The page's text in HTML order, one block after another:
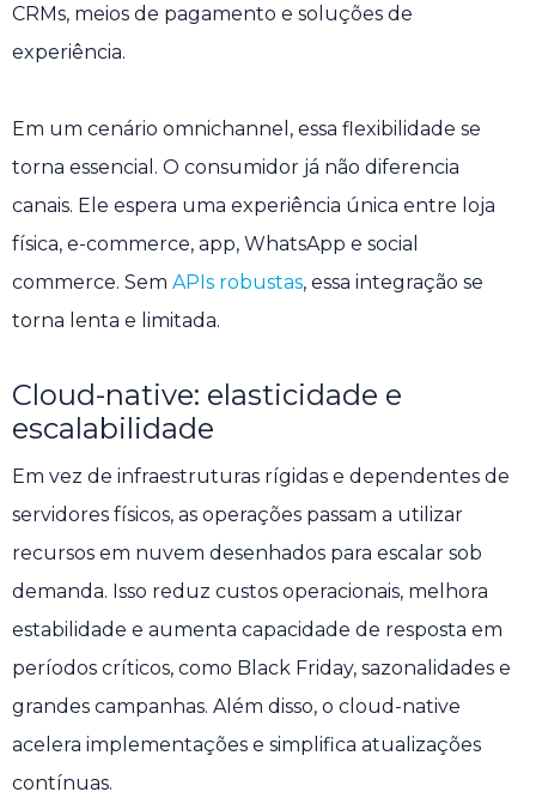
CRMs, meios de pagamento e soluções de
experiência.
Em um cenário omnichannel, essa flexibilidade se
torna essencial. O consumidor já não diferencia
canais. Ele espera uma experiência única entre loja
física, e-commerce, app, WhatsApp e social
commerce. Sem APIs robustas, essa integração se
torna lenta e limitada.
Cloud-native: elasticidade e
escalabilidade
Em vez de infraestruturas rígidas e dependentes de
servidores físicos, as operações passam a utilizar
recursos em nuvem desenhados para escalar sob
demanda. Isso reduz custos operacionais, melhora
estabilidade e aumenta capacidade de resposta em
períodos críticos, como Black Friday, sazonalidades e
grandes campanhas. Além disso, o cloud-native
acelera implementações e simplifica atualizações
contínuas.